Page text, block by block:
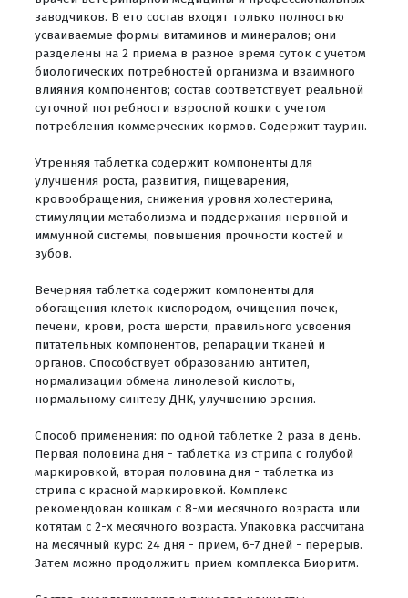
заводчиков. В его состав входят только полностью
усваиваемые формы витаминов и минералов; они
разделены на 2 приема в разное время суток с учетом
биологических потребностей организма и взаимного
влияния компонентов; состав соответствует реальной
суточной потребности взрослой кошки с учетом
потребления коммерческих кормов. Содержит таурин.
Утренняя таблетка содержит компоненты для
улучшения роста, развития, пищеварения,
кровообращения, снижения уровня холестерина,
стимуляции метаболизма и поддержания нервной и
иммунной системы, повышения прочности костей и
зубов.
Вечерняя таблетка содержит компоненты для
обогащения клеток кислородом, очищения почек,
печени, крови, роста шерсти, правильного усвоения
питательных компонентов, репарации тканей и
органов. Способствует образованию антител,
нормализации обмена линолевой кислоты,
нормальному синтезу ДНК, улучшению зрения.
Способ применения: по одной таблетке 2 раза в день.
Первая половина дня - таблетка из стрипа с голубой
маркировкой, вторая половина дня - таблетка из
стрипа с красной маркировкой. Комплекс
рекомендован кошкам с 8-ми месячного возраста или
котятам с 2-х месячного возраста. Упаковка рассчитана
на месячный курс: 24 дня - прием, 6-7 дней - перерыв.
Затем можно продолжить прием комплекса Биоритм.